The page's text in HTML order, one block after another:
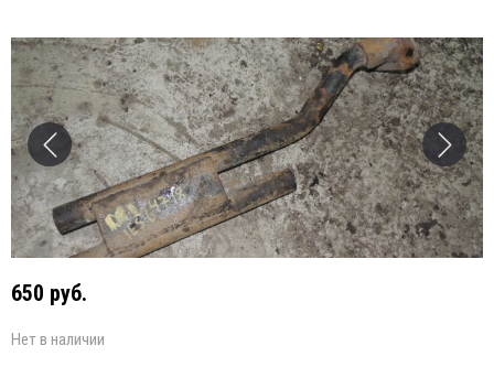
650 руб.
Нет в наличии